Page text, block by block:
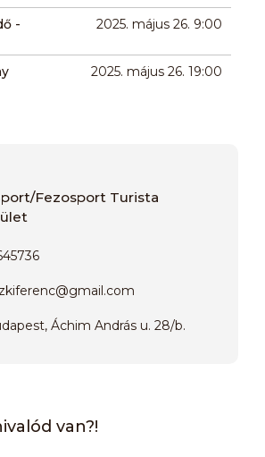
-
2025. május 26. 9:00
2025. május 26. 19:00
Fezosport Turista
@gmail.com
Áchim András u. 28/b.
van?!